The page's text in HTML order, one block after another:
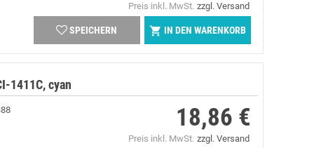
Preis inkl. MwSt. zzgl. Versand
SPEICHERN  IN DEN WARENKORB
1411C, cyan
18,86 €
Preis inkl. MwSt. zzgl. Versand